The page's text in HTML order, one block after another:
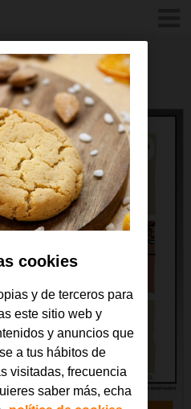
2016
cookies
y de terceros para
este sitio web y
y anuncios que
a tus hábitos de
visitadas, frecuencia
saber más, echa